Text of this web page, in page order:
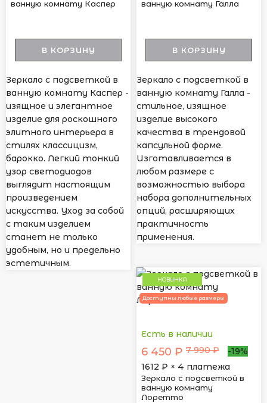
ванную комнату Каспер
В КОРЗИНУ
Зеркало с подсветкой в
ванную комнату Каспер -
изящное и элегантное
изделие для роскошного
элитного интерьера в
стилях классицизм,
барокко. Легкий тонкий
узор светодиодов
выглядит настоящим
произведением
искусства. Уход за собой
с таким изделием
станет не только
удобным, но и предельно
эстетичным.
ванную комнату Галла
В КОРЗИНУ
Зеркало с подсветкой в
ванную комнату Галла -
стильное, изящное
изделие высокого
качества в трендовой
капсульной форме.
Изготавливается в
любом размере с
возможностью выбора
набора дополнительных
опций, расширяющих
практичность
применения.
НОВИНКА
Доступны любые размеры
Есть в наличии
6 450 ₽ 7 990 ₽
-19%
1612 ₽ × 4 платежа
Зеркало с подсветкой в
ванную комнату
Лоретто